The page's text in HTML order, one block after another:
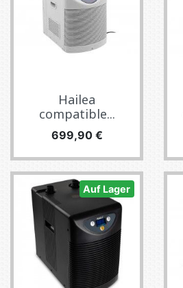
Hailea
compatible...
Preis
699,90 €
Auf Lager